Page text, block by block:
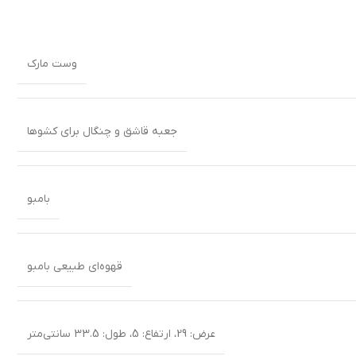
وست مارک
جعبه قاشق و چنگال برای کشوها
بامبو
قهوه‌ای طبیعی بامبو
عرض: 29، ارتفاع: 5، طول: 33.5 سانتی‌متر